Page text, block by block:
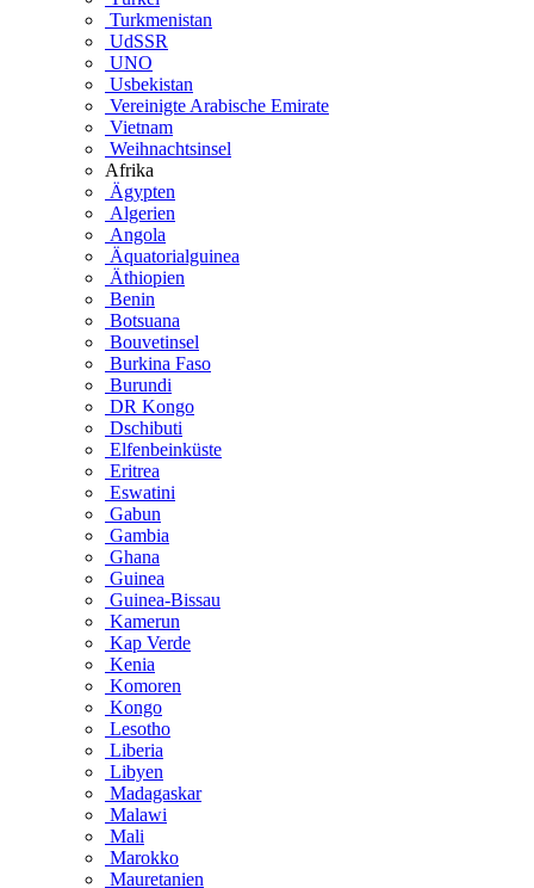
Turkmenistan
UdSSR
UNO
Usbekistan
Vereinigte Arabische Emirate
Vietnam
Weihnachtsinsel
Afrika
Ägypten
Algerien
Angola
Äquatorialguinea
Äthiopien
Benin
Botsuana
Bouvetinsel
Burkina Faso
Burundi
DR Kongo
Dschibuti
Elfenbeinküste
Eritrea
Eswatini
Gabun
Gambia
Ghana
Guinea
Guinea-Bissau
Kamerun
Kap Verde
Kenia
Komoren
Kongo
Lesotho
Liberia
Libyen
Madagaskar
Malawi
Mali
Marokko
Mauretanien